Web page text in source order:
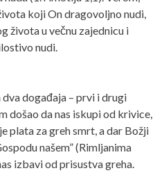
koji On dragovoljno nudi,
života u večnu zajednicu i
nudi.
događaja – prvi i drugi
došao da nas iskupi od krivice,
plata za greh smrt, a dar Božji
našem” (Rimljanima
izbavi od prisustva greha.